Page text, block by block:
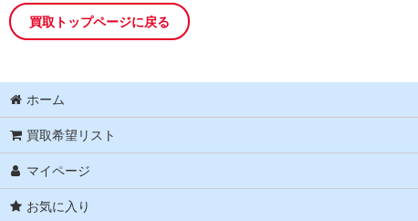
買取トップページに戻る
ホーム
買取希望リスト
マイページ
お気に入り